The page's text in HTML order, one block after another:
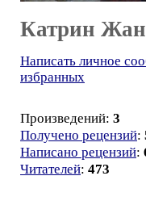
Катрин Жан
Написать личное
избранных
Произведений: 3
Получено рецензий:
Написано рецензий:
Читателей: 473